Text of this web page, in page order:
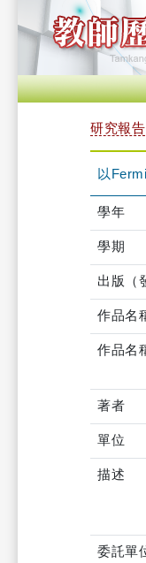
研究報告
以
學年
學期
出版（
作品名
作品名
著者
單位
描述
委託單